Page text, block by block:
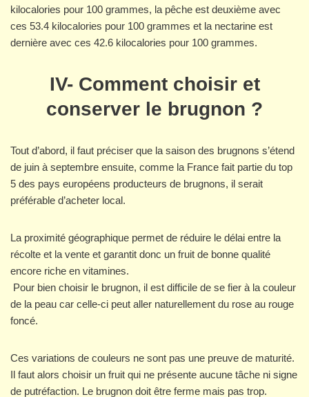
kilocalories pour 100 grammes, la pêche est deuxième avec
ces 53.4 kilocalories pour 100 grammes et la nectarine est
dernière avec ces 42.6 kilocalories pour 100 grammes.
IV- Comment choisir et
conserver le brugnon ?
Tout d’abord, il faut préciser que la saison des brugnons s’étend
de juin à septembre ensuite, comme la France fait partie du top
5 des pays européens producteurs de brugnons, il serait
préférable d’acheter local.
La proximité géographique permet de réduire le délai entre la
récolte et la vente et garantit donc un fruit de bonne qualité
encore riche en vitamines.
Pour bien choisir le brugnon, il est difficile de se fier à la couleur
de la peau car celle-ci peut aller naturellement du rose au rouge
foncé.
Ces variations de couleurs ne sont pas une preuve de maturité.
Il faut alors choisir un fruit qui ne présente aucune tâche ni signe
de putréfaction. Le brugnon doit être ferme mais pas trop.